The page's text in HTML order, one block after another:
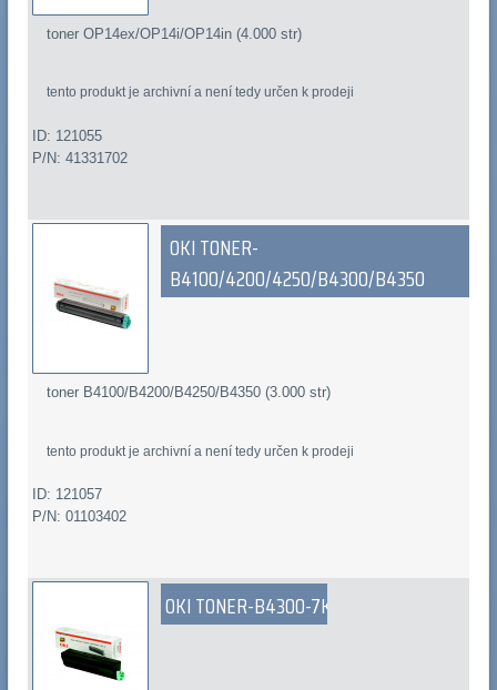
toner OP14ex/OP14i/OP14in (4.000 str)
tento produkt je archivní a není tedy určen k prodeji
ID: 121055
P/N: 41331702
OKI TONER-
B4100/4200/4250/B4300/B4350
toner B4100/B4200/B4250/B4350 (3.000 str)
tento produkt je archivní a není tedy určen k prodeji
ID: 121057
P/N: 01103402
OKI TONER-B4300-7K